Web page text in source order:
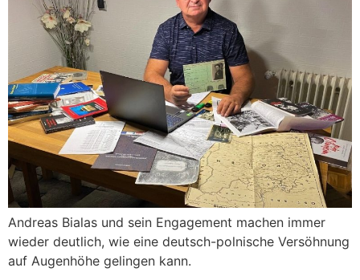
Andreas Bialas und sein Engagement machen immer
wieder deutlich, wie eine deutsch-polnische Versöhnung
auf Augenhöhe gelingen kann.